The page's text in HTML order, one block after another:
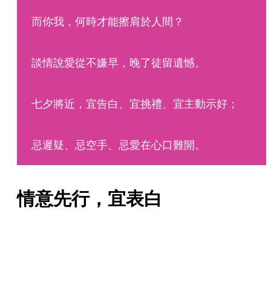
而你我，何時才能擦肩於人間？
談情說愛從不嫌早，晚了徒留遺憾。
七夕將近，宜告白、宜挑禮、宜主動示好；
忌遲疑、忌空手、忌愛在心口難開。
情意先行，宜表白